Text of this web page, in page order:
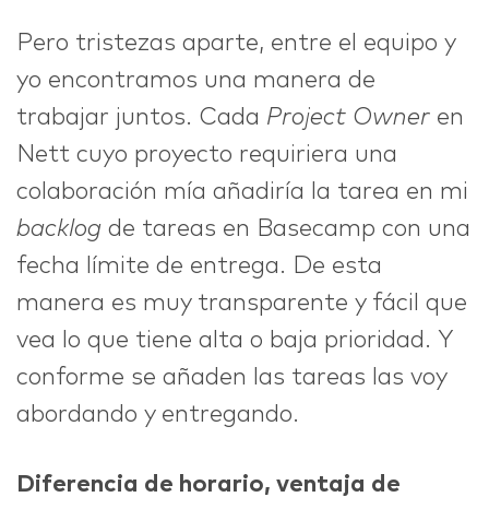
Pero tristezas aparte, entre el equipo y
yo encontramos una manera de
trabajar juntos. Cada Project Owner en
Nett cuyo proyecto requiriera una
colaboración mía añadiría la tarea en mi
backlog de tareas en Basecamp con una
fecha límite de entrega. De esta
manera es muy transparente y fácil que
vea lo que tiene alta o baja prioridad. Y
conforme se añaden las tareas las voy
abordando y entregando.
Diferencia de horario, ventaja de